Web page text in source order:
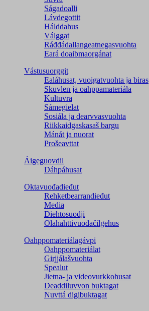
Ságadoalli
Lávdegottit
Hálddahus
Válggat
Ráđđádallangeatnegas­vuohta
Eará doaibmaorgánat
Vástusuorggit
Ealáhusat, vuoigatvuohta ja biras
Skuvlen ja oahppamateriála
Kultuvra
Sámegielat
Sosiála ja dearvvasvuohta
Riikkaidgaskasaš bargu
Mánát ja nuorat
Prošeavttat
Áigeguovdil
Dáhpáhusat
Oktavuođadieđut
Rehketbearrandieđut
Media
Diehtosuodji
Olahahttivuođačilgehus
Oahppomateriálagávpi
Oahppomateriálat
Girjjálašvuohta
Spealut
Jietna- ja videovurkkohusat
Deaddiluvvon buktagat
Nuvttá digibuktagat